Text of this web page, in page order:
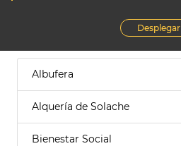
Desplegar
Albufera
Alquería de Solache
Bienestar Social